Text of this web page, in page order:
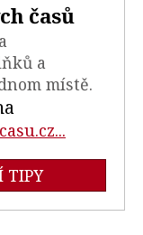
časů
a
místě.
TIPY